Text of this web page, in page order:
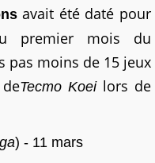
avait été daté pour
premier mois du
pas moins de 15 jeux
Tecmo Koei lors de
) - 11 mars